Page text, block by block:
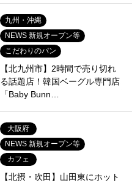
九州・沖縄
NEWS 新規オープン等
こだわりのパン
【北九州市】2時間で売り切れ
る話題店！韓国ベーグル専門店
「Baby Bunn…
大阪府
NEWS 新規オープン等
カフェ
【北摂・吹田】山田東にホット